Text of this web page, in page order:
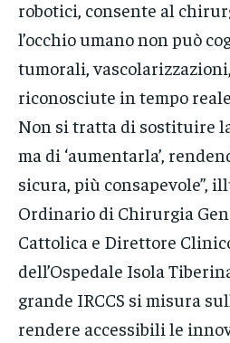
robotici, consente al
l’occhio umano non può
tumorali,
riconosciute in tempo
Non si tratta di sostituire
ma di ‘aumentarla’,
sicura, più consapevole”,
Ordinario di Chirurgia
Cattolica e Direttore
dell’Ospedale Isola
grande IRCCS si misura
rendere accessibili le